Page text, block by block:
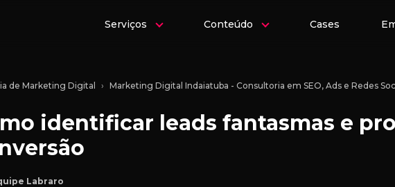
Serviços Conteúdo Cases
de Marketing Digital Marketing Digital Indaiatuba - Consultoria em SEO, Ads e Redes
identificar leads fantasmas e
Labraro